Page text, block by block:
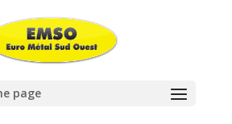
page